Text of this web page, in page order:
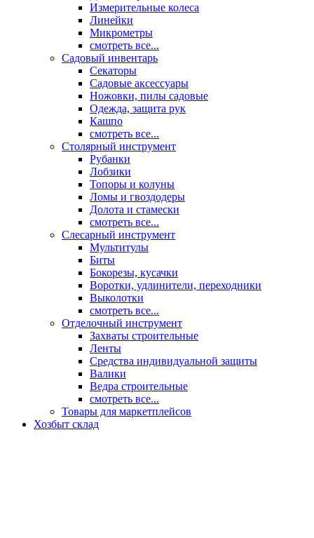
Измерительные колеса
Линейки
Микрометры
смотреть все...
Садовый инвентарь
Секаторы
Садовые аксессуары
Ножовки, пилы садовые
Одежда, защита рук
Кашпо
смотреть все...
Столярный инструмент
Рубанки
Лобзики
Топоры и колуны
Ломы и гвоздодеры
Долота и стамески
смотреть все...
Слесарный инструмент
Мультитулы
Биты
Бокорезы, кусачки
Воротки, удлинители, переходники
Выколотки
смотреть все...
Отделочный инструмент
Захваты строительные
Ленты
Средства индивидуальной защиты
Валики
Ведра строительные
смотреть все...
Товары для маркетплейсов
Хозбыт склад